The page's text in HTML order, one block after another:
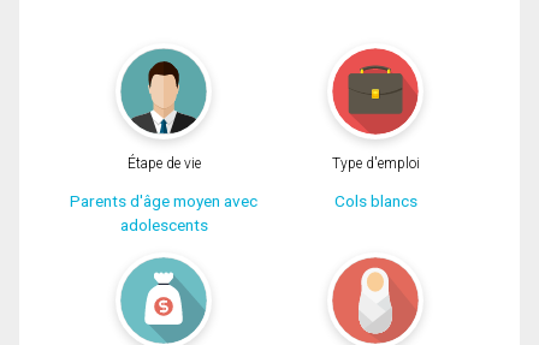
Étape de vie
Parents d'âge moyen avec
adolescents
Type d'emploi
Cols blancs